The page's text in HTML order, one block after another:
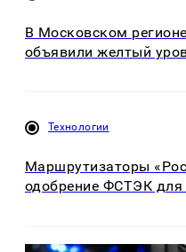
В Московском
объявили желтый
Технологии
Маршрутизаторы
одобрение ФСТЭК для